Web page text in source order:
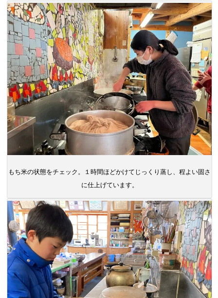
もち米の状態をチェック。１時間ほどかけてじっくり蒸し、程よい固さ
に仕上げています。